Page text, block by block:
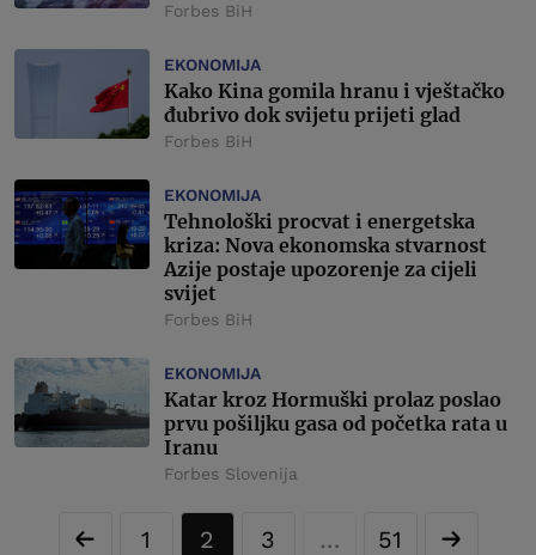
Forbes BiH
EKONOMIJA
Kako Kina gomila hranu i vještačko
đubrivo dok svijetu prijeti glad
Forbes BiH
EKONOMIJA
Tehnološki procvat i energetska
kriza: Nova ekonomska stvarnost
Azije postaje upozorenje za cijeli
svijet
Forbes BiH
EKONOMIJA
Katar kroz Hormuški prolaz poslao
prvu pošiljku gasa od početka rata u
Iranu
Forbes Slovenija
1 2 3 … 51